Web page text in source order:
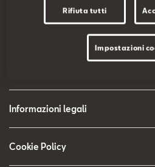
Business
SEAT Usato Certificato
Contatti
Configuratore
Informazioni legali
Cookie Policy
Rifiuta tutti
Impostazioni